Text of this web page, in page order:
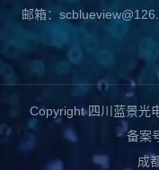
邮箱：
Copyright 四川蓝景光
备案
成